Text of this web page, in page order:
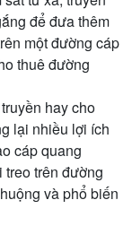
để đưa thêm
một đường cáp
thuê đường
hay cho
lại nhiều lợi ích
cáp quang
treo trên đường
và phổ biến